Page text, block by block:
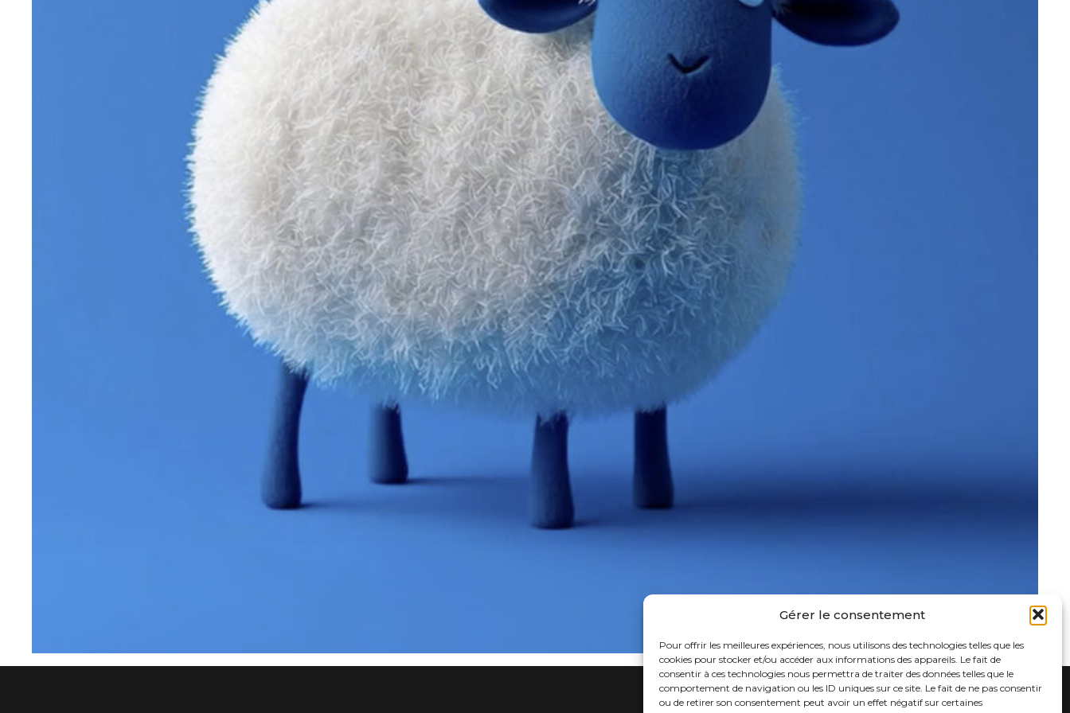
Gérer le consentement
Pour offrir les meilleures expériences, nous utilisons des technologies telles que les
cookies pour stocker et/ou accéder aux informations des appareils. Le fait de
consentir à ces technologies nous permettra de traiter des données telles que le
comportement de navigation ou les ID uniques sur ce site. Le fait de ne pas consentir
ou de retirer son consentement peut avoir un effet négatif sur certaines